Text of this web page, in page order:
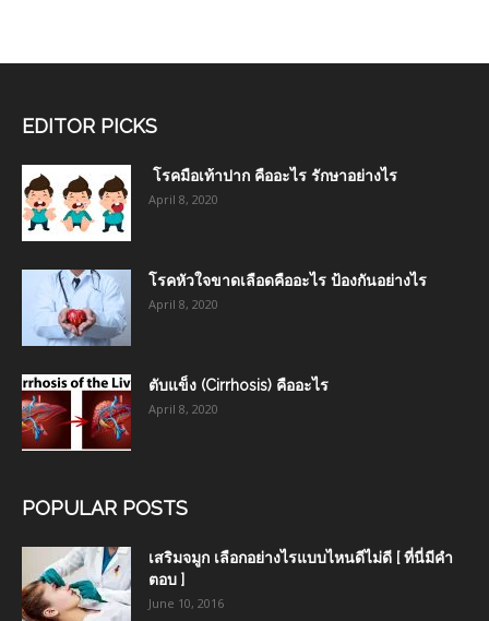
EDITOR PICKS
โรคมือเท้าปาก คืออะไร รักษาอย่างไร
April 8, 2020
โรคหัวใจขาดเลือดคืออะไร ป้องกันอย่างไร
April 8, 2020
ตับแข็ง (Cirrhosis) คืออะไร
April 8, 2020
POPULAR POSTS
เสริมจมูก เลือกอย่างไรแบบไหนดีไม่ดี [ ที่นี่มีคำ
ตอบ ]
June 10, 2016